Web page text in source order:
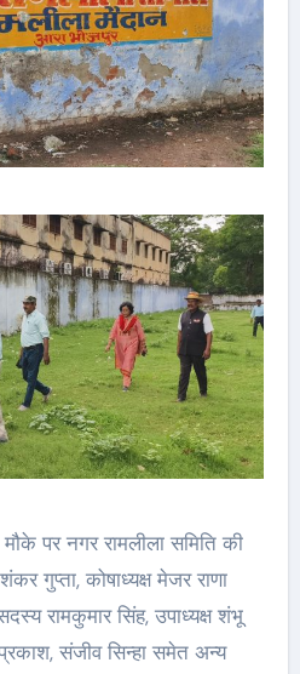
पर नगर रामलीला समिति की
गुप्ता, कोषाध्यक्ष मेजर राणा
रामकुमार सिंह, उपाध्यक्ष शंभू
संजीव सिन्हा समेत अन्य